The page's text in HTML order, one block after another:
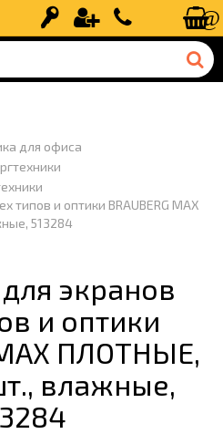
Вход Регистрация+7 (499) 110-
для офиса
типов и оптики BRAUBERG MAX
513284
экранов
и оптики
ПЛОТНЫЕ,
влажные,